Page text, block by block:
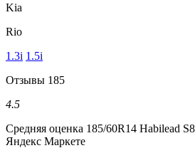
Kia
Rio
1.3i 1.5i
Отзывы 185
4.5
Средняя оценка 185/60R14 Habilead
Яндекс Маркете